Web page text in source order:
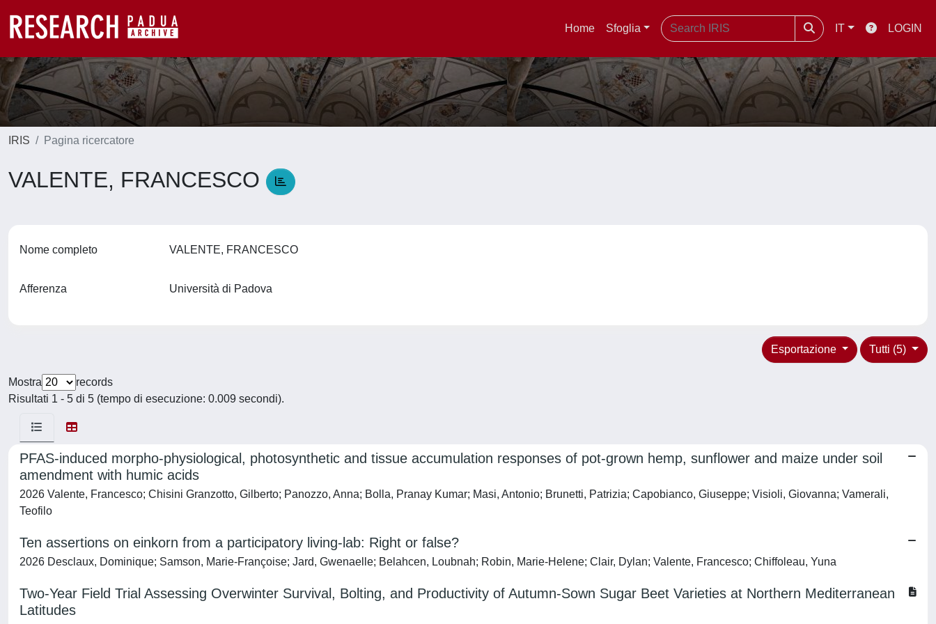
Home Sfoglia IT LOGIN
IRIS Pagina ricercatore
VALENTE, FRANCESCO
Nome completo VALENTE, FRANCESCO
Afferenza Università di Padova
Tutti (5)
Esportazione
Mostra
records
Risultati 1 - 5 di 5 (tempo di esecuzione: 0.009 secondi).
PFAS-induced morpho-physiological, photosynthetic and tissue accumulation responses of pot-grown hemp, sunflower and maize under soil
amendment with humic acids
2026 Valente, Francesco; Chisini Granzotto, Gilberto; Panozzo, Anna; Bolla, Pranay Kumar; Masi, Antonio; Brunetti, Patrizia; Capobianco, Giuseppe; Visioli, Giovanna; Vamerali,
Teofilo
Ten assertions on einkorn from a participatory living-lab: Right or false?
2026 Desclaux, Dominique; Samson, Marie-Françoise; Jard, Gwenaelle; Belahcen, Loubnah; Robin, Marie-Helene; Clair, Dylan; Valente, Francesco; Chiffoleau, Yuna
Two-Year Field Trial Assessing Overwinter Survival, Bolting, and Productivity of Autumn-Sown Sugar Beet Varieties at Northern Mediterranean
Latitudes